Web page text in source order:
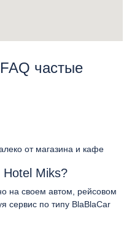
частые
от магазина и кафе
Hotel Miks?
на своем автом, рейсовом
сервис по типу BlaBlaCar